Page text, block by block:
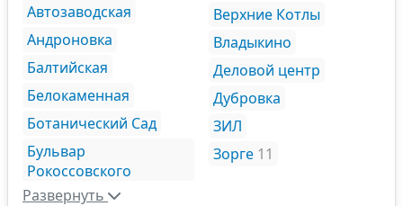
Автозаводская
Андроновка
Балтийская
Белокаменная
Ботанический Сад
Бульвар
Рокоссовского
Верхние Котлы
Владыкино
Деловой центр
Дубровка
ЗИЛ
Зорге 11
Развернуть